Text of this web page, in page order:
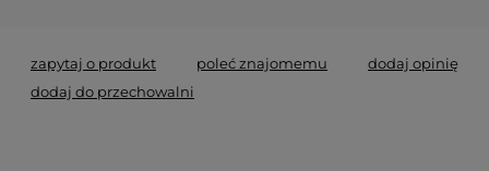
zapytaj o produkt poleć znajomemu
dodaj opinię
dodaj do przechowalni